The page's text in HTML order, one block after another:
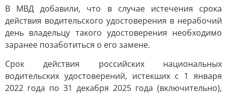
В МВД добавили, что в случае истечения срока
действия водительского удостоверения в нерабочий
день владельцу такого удостоверения необходимо
заранее позаботиться о его замене.
Срок действия российских национальных
водительских удостоверений, истекших с 1 января
2022 года по 31 декабря 2025 года (включительно),